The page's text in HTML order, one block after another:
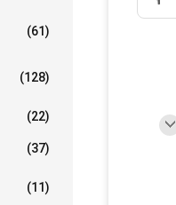
(61)
(128)
(22)
(37)
(11)